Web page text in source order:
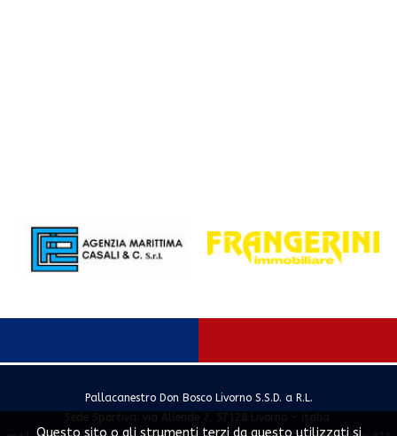
Pallacanestro Don Bosco Livorno S.S.D. a R.L.
Sede Sportiva: via Allende 2, 57128 Livorno - Italia
Questo sito o gli strumenti terzi da questo utilizzati si